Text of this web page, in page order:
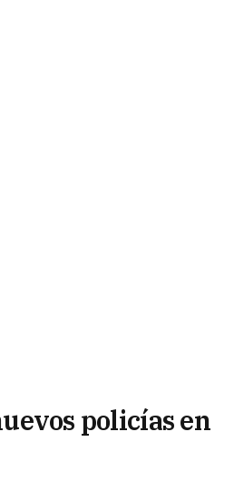
policías en